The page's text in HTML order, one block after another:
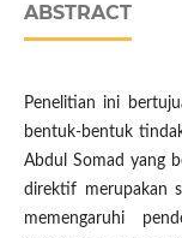
ABSTRACT
Penelitian ini
bentuk-bentuk
Abdul Somad yang
direktif merupakan
memengaruhi